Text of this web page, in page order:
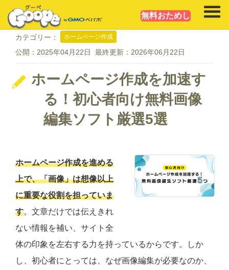
無料おためし
カテゴリー： ホームページ作成
公開： 2025年04月22日 最終更新： 2026年06月22日
ホームページ作成を加速す
る！初心者向け無料画像
編集ソフト厳選5選
ホームページ作成を進める
上で、「画像」は想像以上
に重要な役割を担っていま
す。文章だけでは伝えきれ
ない情報を補い、サイト全
体の印象を左右する力を持っているからです。しか
し、初心者にとっては、なぜ画像編集が必要なのか、